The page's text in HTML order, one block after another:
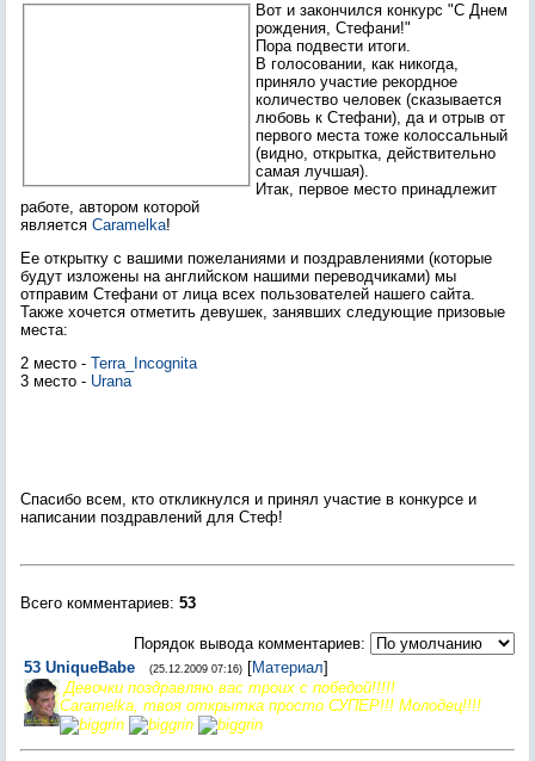
Вот и закончился конкурс "С Днем
рождения, Стефани!"
Пора подвести итоги.
В голосовании, как никогда,
приняло участие рекордное
количество человек (сказывается
любовь к Стефани), да и отрыв от
первого места тоже колоссальный
(видно, открытка, действительно
самая лучшая).
Итак, первое место принадлежит
работе, автором которой
является Caramelka!
Ее открытку с вашими пожеланиями и поздравлениями (которые
будут изложены на английском нашими переводчиками) мы
отправим Стефани от лица всех пользователей нашего сайта.
Также хочется отметить девушек, занявших следующие призовые
места:
2 место - Terra_Incognita
3 место - Urana
Спасибо всем, кто откликнулся и принял участие в конкурсе и
написании поздравлений для Стеф!
Всего комментариев: 53
Порядок вывода комментариев:
53 UniqueBabe (25.12.2009 07:16) [Материал]
Девочки поздравляю вас троих с победой!!!!!
Caramelka, твоя открытка просто СУПЕР!!! Молодец!!!!